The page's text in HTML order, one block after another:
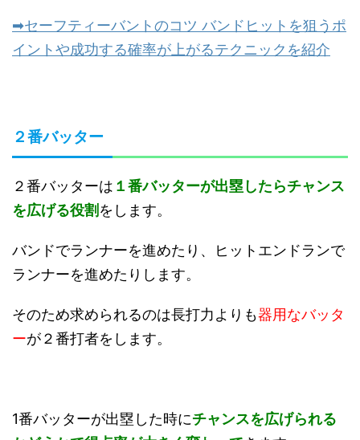
➡セーフティーバントのコツ バンドヒットを狙うポ
イントや成功する確率が上がるテクニックを紹介
２番バッター
２番バッターは １番バッターが出塁したらチャンス
を広げる役割 をします。
バンドでランナーを進めたり、ヒットエンドランで
ランナーを進めたりします。
そのため求められるのは長打力よりも器用なバッタ
ーが２番打者をします。
1番バッターが出塁した時にチャンスを広げられる